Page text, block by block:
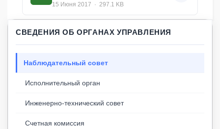
15 Июня 2017 · 297.1 KB
СВЕДЕНИЯ ОБ ОРГАНАХ УПРАВЛЕНИЯ
Наблюдательный совет
Исполнительный орган
Инженерно-технический совет
Счетная комиссия